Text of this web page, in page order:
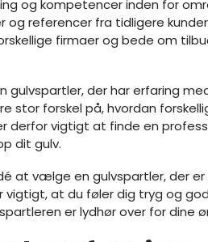
og kompetencer inden for
referencer fra tidligere
firmaer og bede om
der har erfaring
stor forskel på, hvordan
derfor vigtigt at finde en
dit gulv.
at vælge en gulvspartler, der
vigtigt, at du føler dig tryg og
er lydhør over for dine